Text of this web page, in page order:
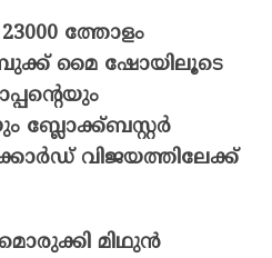
ത്തോളം
ബുക്ക് മൈ ഷോയിലൂടെ
ബ്ലോക്ക്ബസ്റ്റർ
വിജയത്തിലേക്ക്
മിഥുൻ